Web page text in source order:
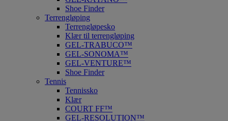
Shoe Finder
Terrengløping
Terrengløpesko
Klær til terrengløping
GEL-TRABUCO™
GEL-SONOMA™
GEL-VENTURE™
Shoe Finder
Tennis
Tennissko
Klær
COURT FF™
GEL-RESOLUTION™